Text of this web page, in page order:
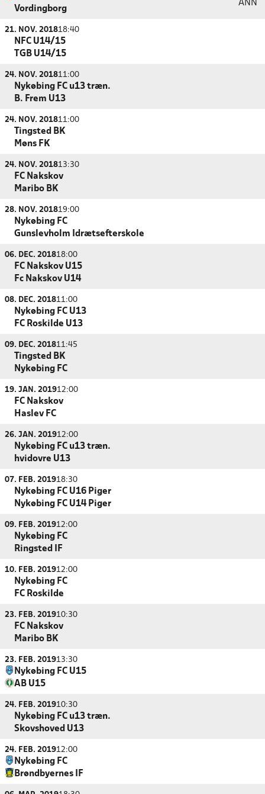
Vordingborg
ANN
21. NOV. 201818:40
NFC U14/15
TGB U14/15
24. NOV. 201811:00
Nykøbing FC u13 træn.
B. Frem U13
24. NOV. 201811:00
Tingsted BK
Møns FK
24. NOV. 201813:30
FC Nakskov
Maribo BK
28. NOV. 201819:00
Nykøbing FC
Gunslevholm Idrætsefterskole
06. DEC. 201818:00
FC Nakskov U15
Fc Nakskov U14
08. DEC. 201811:00
Nykøbing FC U13
FC Roskilde U13
09. DEC. 201811:45
Tingsted BK
Nykøbing FC
19. JAN. 201912:00
FC Nakskov
Haslev FC
26. JAN. 201912:00
Nykøbing FC u13 træn.
hvidovre U13
07. FEB. 201918:30
Nykøbing FC U16 Piger
Nykøbing FC U14 Piger
09. FEB. 201912:00
Nykøbing FC
Ringsted IF
10. FEB. 201912:00
Nykøbing FC
FC Roskilde
23. FEB. 201910:30
FC Nakskov
Maribo BK
23. FEB. 201913:30
Nykøbing FC U15
AB U15
24. FEB. 201910:30
Nykøbing FC u13 træn.
Skovshoved U13
24. FEB. 201912:00
Nykøbing FC
Brøndbyernes IF